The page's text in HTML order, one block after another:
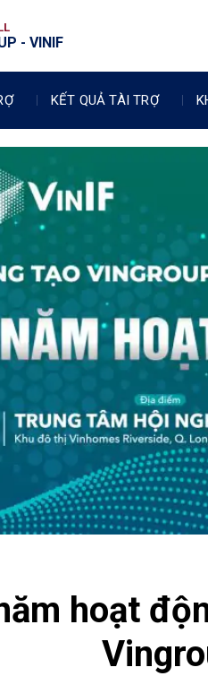
- VINIF
KẾT QUẢ TÀI TRỢ
hoạt